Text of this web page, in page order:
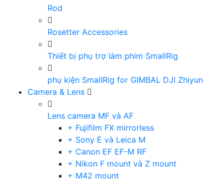
Rod
Rosetter Accessories
Thiết bị phụ trợ làm phim SmallRig
phụ kiện SmallRig for GIMBAL DJI Zhiyun
Camera & Lens
Lens camera MF và AF
+ Fujifilm FX mirrorless
+ Sony E và Leica M
+ Canon EF EF-M RF
+ Nikon F mount và Z mount
+ M42 mount